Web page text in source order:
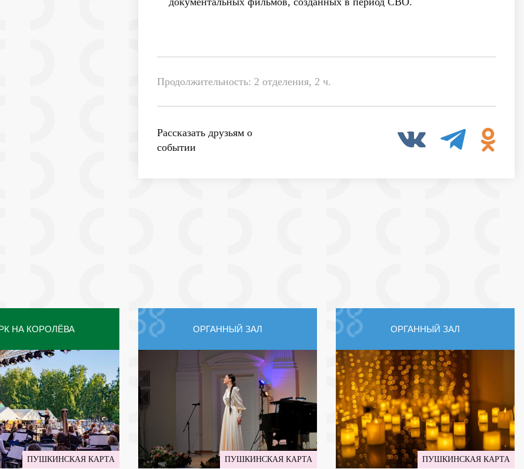
Продолжительность: 2 отделения, 2 ч.
Рассказать друзьям о
событии
НА КОРОЛЁВА
ПУШКИНСКАЯ КАРТА
ОРГАННЫЙ ЗАЛ
ПУШКИНСКАЯ КАРТА
ОРГАННЫЙ ЗАЛ
ПУШКИНСКАЯ КАРТА